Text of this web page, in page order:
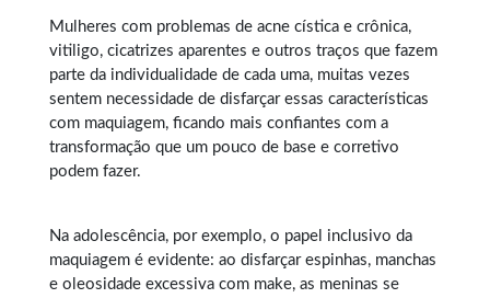
Mulheres com problemas de acne cística e crônica,
vitiligo, cicatrizes aparentes e outros traços que fazem
parte da individualidade de cada uma, muitas vezes
sentem necessidade de disfarçar essas características
com maquiagem, ficando mais confiantes com a
transformação que um pouco de base e corretivo
podem fazer.
Na adolescência, por exemplo, o papel inclusivo da
maquiagem é evidente: ao disfarçar espinhas, manchas
e oleosidade excessiva com make, as meninas se